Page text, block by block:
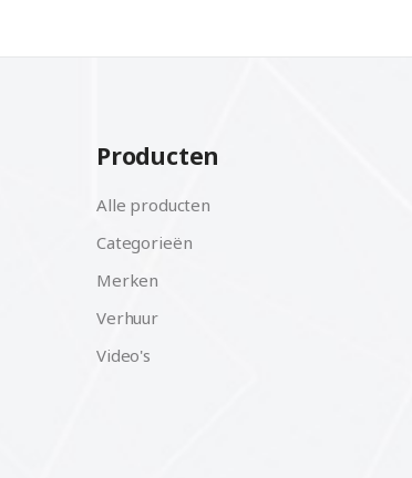
Producten
Alle producten
Categorieën
Merken
Verhuur
Video's